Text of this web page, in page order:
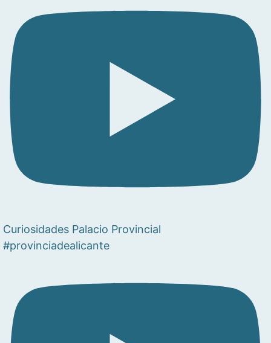
Curiosidades Palacio Provincial
#provinciadealicante